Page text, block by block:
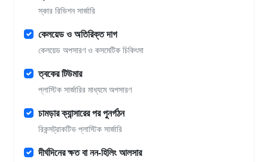
স্কার রিভিশন সার্জারি
কেলয়েড ও অতিরিক্ত দাগ
কেলয়েড অপসারণ ও কসমেটিক চিকিৎসা
ত্বকের টিউমার
প্লাস্টিক সার্জারির মাধ্যমে অপসারণ
চামড়ার ক্যান্সারের পর পুনর্গঠন
রিকন্সট্রাকটিভ প্লাস্টিক সার্জারি
দীর্ঘদিনের ক্ষত বা নন-হিলিং আলসার